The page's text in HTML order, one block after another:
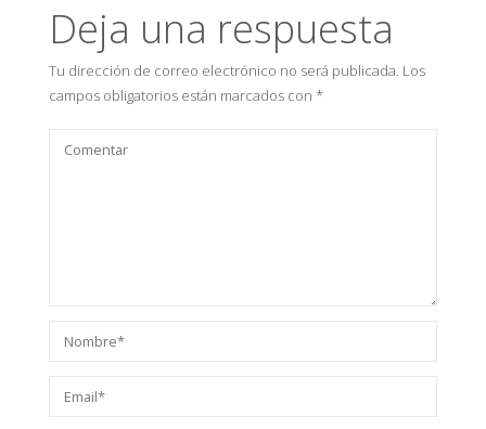
Deja una respuesta
Tu dirección de correo electrónico no será publicada. Los
campos obligatorios están marcados con *